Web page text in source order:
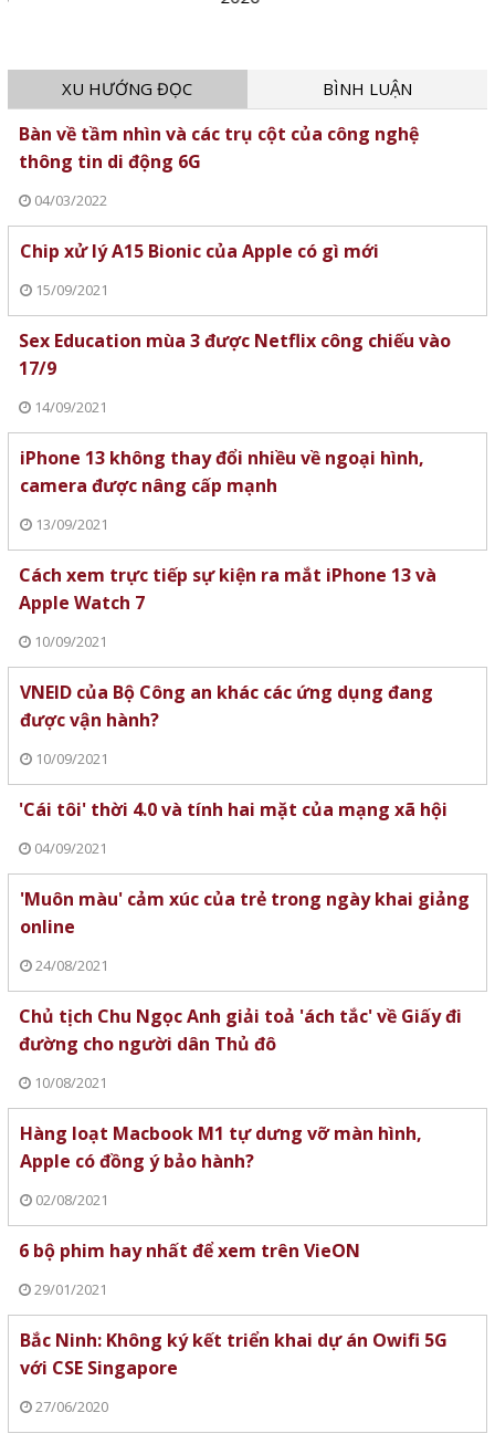
XU HƯỚNG ĐỌC BÌNH LUẬN
Bàn về tầm nhìn và các trụ cột của công nghệ
thông tin di động 6G
04/03/2022
Chip xử lý A15 Bionic của Apple có gì mới
15/09/2021
Sex Education mùa 3 được Netflix công chiếu vào
17/9
14/09/2021
iPhone 13 không thay đổi nhiều về ngoại hình,
camera được nâng cấp mạnh
13/09/2021
Cách xem trực tiếp sự kiện ra mắt iPhone 13 và
Apple Watch 7
10/09/2021
VNEID của Bộ Công an khác các ứng dụng đang
được vận hành?
10/09/2021
'Cái tôi' thời 4.0 và tính hai mặt của mạng xã hội
04/09/2021
'Muôn màu' cảm xúc của trẻ trong ngày khai giảng
online
24/08/2021
Chủ tịch Chu Ngọc Anh giải toả 'ách tắc' về Giấy đi
đường cho người dân Thủ đô
10/08/2021
Hàng loạt Macbook M1 tự dưng vỡ màn hình,
Apple có đồng ý bảo hành?
02/08/2021
6 bộ phim hay nhất để xem trên VieON
29/01/2021
Bắc Ninh: Không ký kết triển khai dự án Owifi 5G
với CSE Singapore
27/06/2020